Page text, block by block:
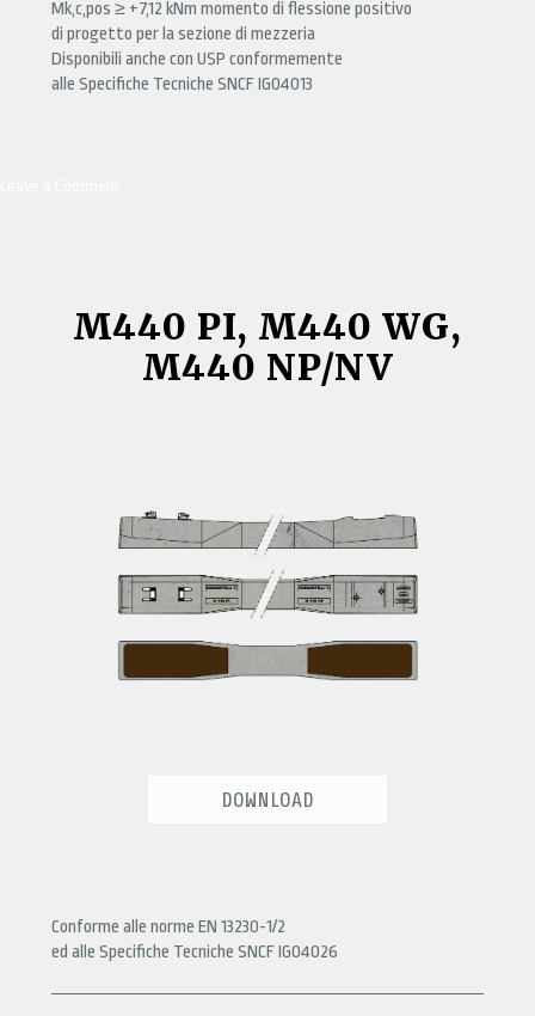
Mk,c,pos ≥ +7,12 kNm momento di flessione positivo
di progetto per la sezione di mezzeria
Disponibili anche con USP conformemente
alle Specifiche Tecniche SNCF IG04013
M450
NP/NV
M440 PI, M440 WG,
M440 NP/NV
DOWNLOAD
Conforme alle norme EN 13230-1/2
ed alle Specifiche Tecniche SNCF IG04026